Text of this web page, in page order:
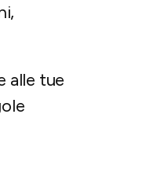
alle tue